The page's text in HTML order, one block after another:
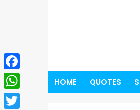
HOME QUOTES
Facebook
WhatsApp